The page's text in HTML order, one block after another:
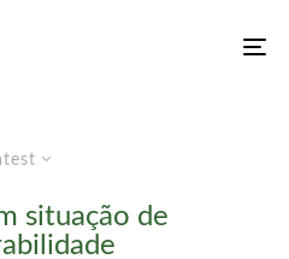
situação de